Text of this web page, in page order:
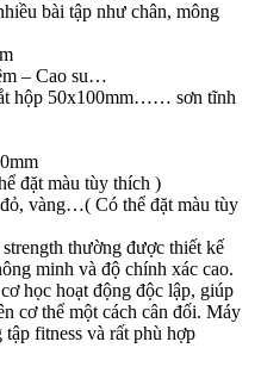
bài tập như chân, mông
– Cao su…
hộp 50x100mm…… sơn tĩnh
đặt màu tùy thích )
vàng…( Có thể đặt màu tùy
thường được thiết kế
minh và độ chính xác cao.
học hoạt động độc lập, giúp
cơ thể một cách cân đối. Máy
fitness và rất phù hợp